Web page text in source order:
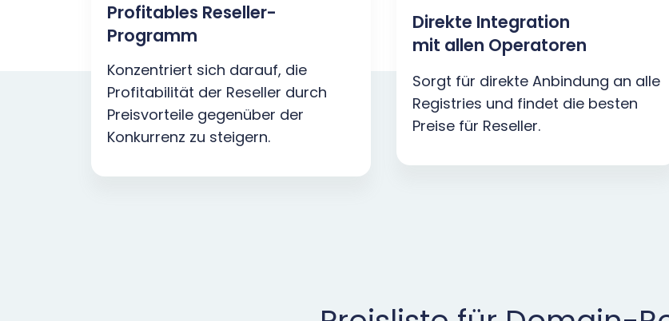
Profitables Reseller-
Programm
Konzentriert sich darauf, die
Profitabilität der Reseller durch
Preisvorteile gegenüber der
Konkurrenz zu steigern.
Direkte Integration
mit allen Operatoren
Sorgt für direkte Anbindung an alle
Registries und findet die besten
Preise für Reseller.